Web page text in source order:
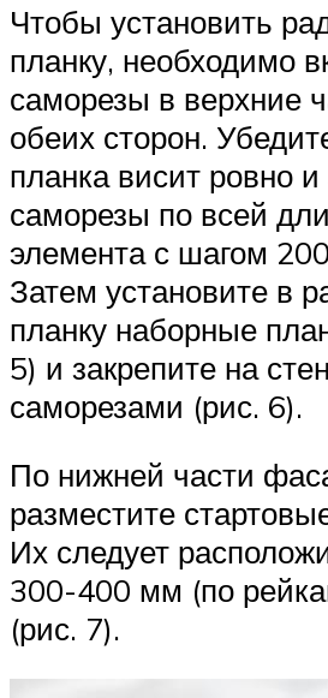
Чтобы установить
планку, необходимо
саморезы в верхние
обеих сторон.
планка висит ровно и
саморезы по всей
элемента с шагом
Затем установите в
планку наборные
5) и закрепите на
саморезами (рис. 6).
По нижней части
разместите
Их следует
300-400 мм (по
(рис. 7).